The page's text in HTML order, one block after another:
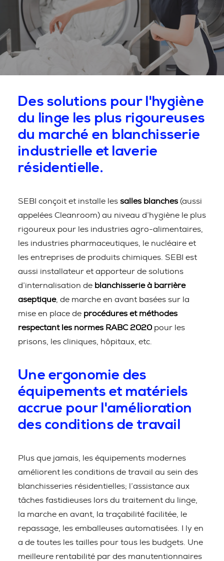
Des solutions pour l'hygiène
du linge les plus rigoureuses
du marché en blanchisserie
industrielle et laverie
résidentielle.
SEBI conçoit et installe les salles blanches (aussi
appelées Cleanroom) au niveau d’hygiène le plus
rigoureux pour les industries agro-alimentaires,
les industries pharmaceutiques, le nucléaire et
les entreprises de produits chimiques. SEBI est
aussi installateur et apporteur de solutions
d’internalisation de blanchisserie à barrière
aseptique, de marche en avant basées sur la
mise en place de procédures et méthodes
respectant les normes RABC 2020 pour les
prisons, les cliniques, hôpitaux, etc.
Une ergonomie des
équipements et matériels
accrue pour l'amélioration
des conditions de travail
Plus que jamais, les équipements modernes
améliorent les conditions de travail au sein des
blanchisseries résidentielles; l’assistance aux
tâches fastidieuses lors du traitement du linge,
la marche en avant, la traçabilité facilitée, le
repassage, les emballeuses automatisées. I ly en
a de toutes les tailles pour tous les budgets. Une
meilleure rentabilité par des manutentionnaires